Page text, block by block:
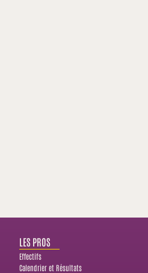
LES PROS
Effectifs
Calendrier et Résultats